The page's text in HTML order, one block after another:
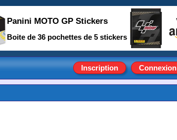
Inscription Connexion
Panini MOTO GP Stickers
Boite de 36 pochettes de 5 stickers